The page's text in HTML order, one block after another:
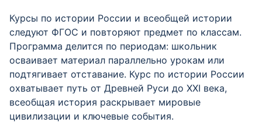
Курсы по истории России и всеобщей истории
следуют ФГОС и повторяют предмет по классам.
Программа делится по периодам: школьник
осваивает материал параллельно урокам или
подтягивает отставание. Курс по истории России
охватывает путь от Древней Руси до XXI века,
всеобщая история раскрывает мировые
цивилизации и ключевые события.